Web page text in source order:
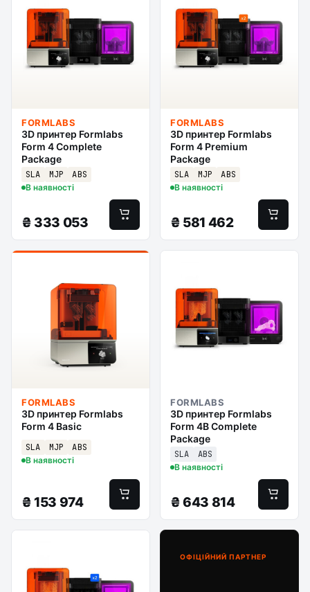
FORMLABS
3D принтер Formlabs
Form 4 Complete
Package
SLA MJP ABS
В наявності
₴ 333 053
FORMLABS
3D принтер Formlabs
Form 4 Premium
Package
SLA MJP ABS
В наявності
₴ 581 462
FORMLABS
3D принтер Formlabs
Form 4 Basic
SLA MJP ABS
В наявності
₴ 153 974
FORMLABS
3D принтер Formlabs
Form 4B Complete
Package
SLA ABS
В наявності
₴ 643 814
ОФІЦІЙНИЙ ПАРТНЕР